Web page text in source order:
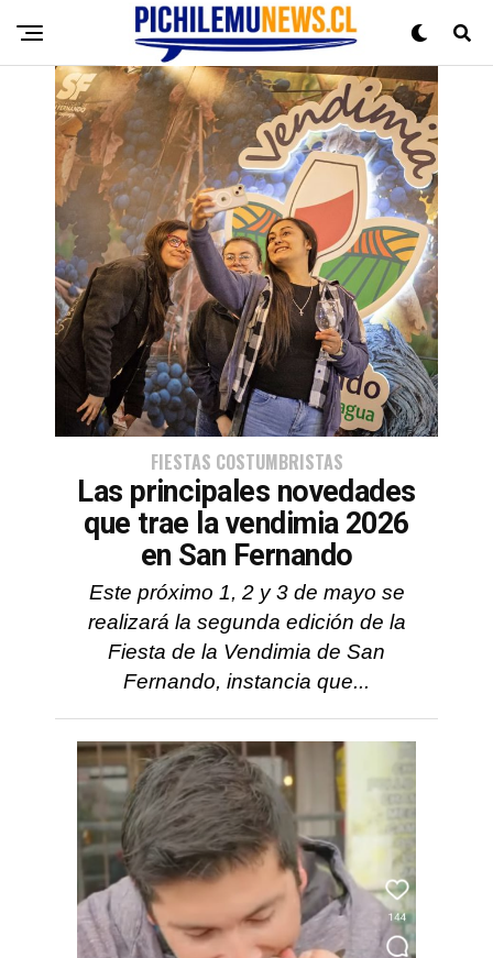
FIESTAS COSTUMBRISTAS
Las principales novedades
que trae la vendimia 2026
en San Fernando
Este próximo 1, 2 y 3 de mayo se
realizará la segunda edición de la
Fiesta de la Vendimia de San
Fernando, instancia que...